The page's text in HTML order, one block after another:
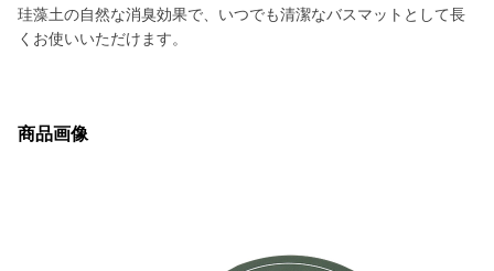
珪藻土の自然な消臭効果で、いつでも清潔なバスマットとして長
くお使いいただけます。
商品画像